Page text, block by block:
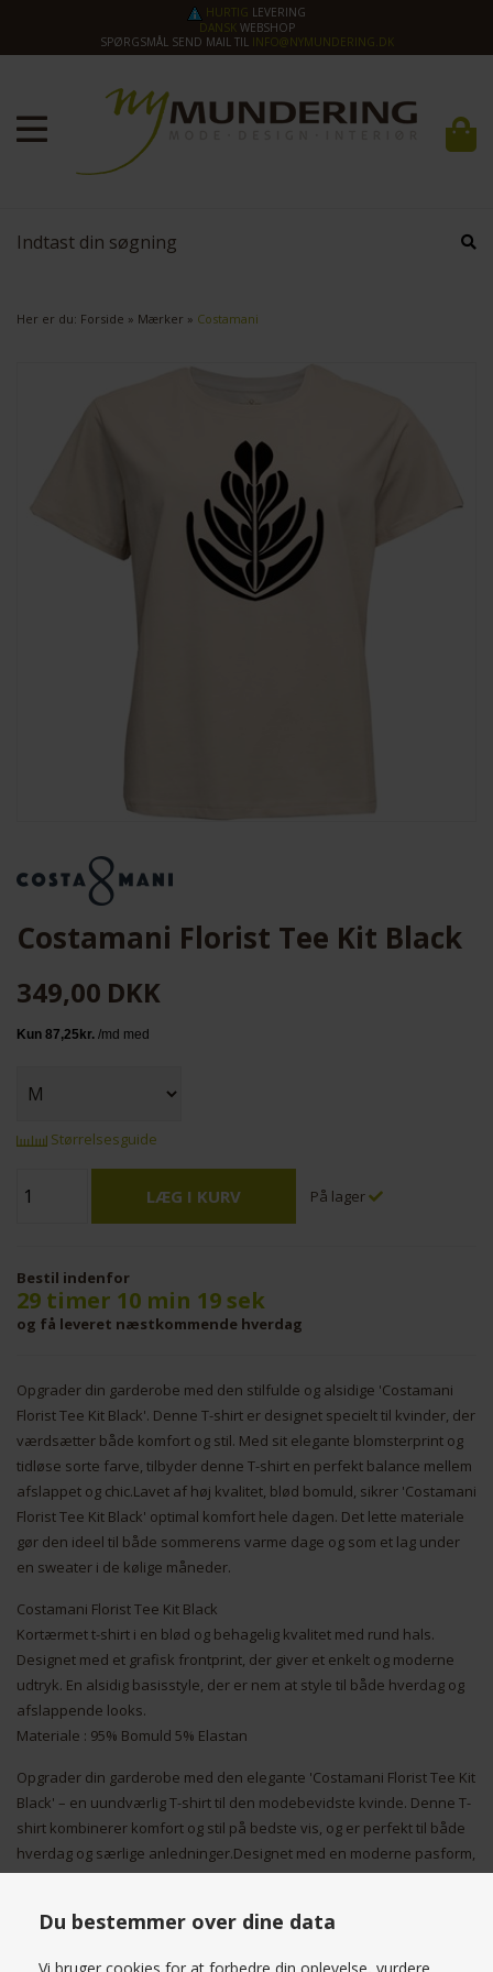
Du bestemmer over dine data
Vi bruger cookies for at forbedre din oplevelse, vurdere
HURTIG LEVERING
DANSKWEBSHOP
SPØRGSMÅL SEND MAIL TIL INFO@NYMUNDERING.DK
Her er du: Forside » Mærker » Costamani
Costamani Florist Tee Kit Black
349,00 DKK
Størrelsesguide
På lager
Bestil indenfor
29 timer 10 min 19 sek
og få leveret næstkommende hverdag
Opgrader din garderobe med den stilfulde og alsidige 'Costamani
Florist Tee Kit Black'. Denne T-shirt er designet specielt til kvinder, der
værdsætter både komfort og stil. Med sit elegante blomsterprint og
tidløse sorte farve, tilbyder denne T-shirt en perfekt balance mellem
afslappet og chic.Lavet af høj kvalitet, blød bomuld, sikrer 'Costamani
Florist Tee Kit Black' optimal komfort hele dagen. Det lette materiale
gør den ideel til både sommerens varme dage og som et lag under
en sweater i de kølige måneder.
Costamani Florist Tee Kit Black
Kortærmet t-shirt i en blød og behagelig kvalitet med rund hals.
Designet med et grafisk frontprint, der giver et enkelt og moderne
udtryk. En alsidig basisstyle, der er nem at style til både hverdag og
afslappende looks.
Materiale : 95% Bomuld 5% Elastan
Opgrader din garderobe med den elegante 'Costamani Florist Tee Kit
Black' – en uundværlig T-shirt til den modebevidste kvinde. Denne T-
shirt kombinerer komfort og stil på bedste vis, og er perfekt til både
hverdag og særlige anledninger.Designet med en moderne pasform,
fremhæver denne T-shirt din figur, mens det unikke blomsterprint
åndbare materialer, sikrer 'Costamani Florist Tee Kit Black' dig en